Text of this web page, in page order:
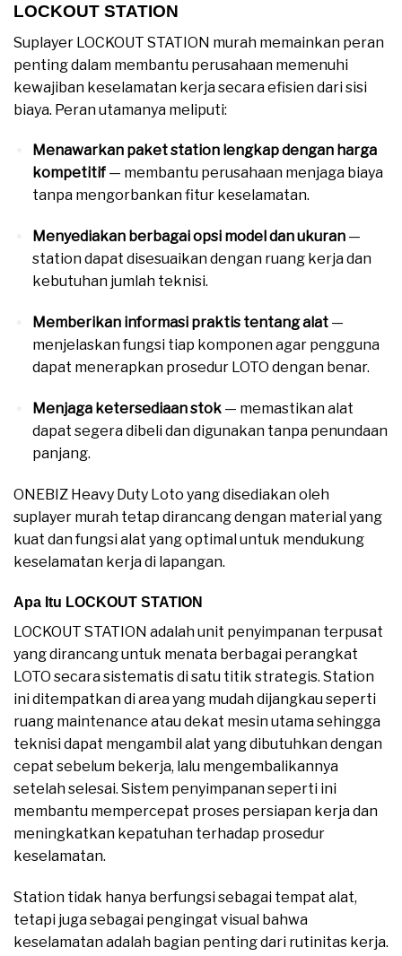
LOCKOUT STATION
Suplayer LOCKOUT STATION murah memainkan peran
penting dalam membantu perusahaan memenuhi
kewajiban keselamatan kerja secara efisien dari sisi
biaya. Peran utamanya meliputi:
Menawarkan paket station lengkap dengan harga
kompetitif— membantu perusahaan menjaga biaya
tanpa mengorbankan fitur keselamatan.
Menyediakan berbagai opsi model dan ukuran—
station dapat disesuaikan dengan ruang kerja dan
kebutuhan jumlah teknisi.
Memberikan informasi praktis tentang alat—
menjelaskan fungsi tiap komponen agar pengguna
dapat menerapkan prosedur LOTO dengan benar.
Menjaga ketersediaan stok— memastikan alat
dapat segera dibeli dan digunakan tanpa penundaan
panjang.
ONEBIZ Heavy Duty Loto yang disediakan oleh
suplayer murah tetap dirancang dengan material yang
kuat dan fungsi alat yang optimal untuk mendukung
keselamatan kerja di lapangan.
Apa Itu LOCKOUT STATION
LOCKOUT STATION adalah unit penyimpanan terpusat
yang dirancang untuk menata berbagai perangkat
LOTO secara sistematis di satu titik strategis. Station
ini ditempatkan di area yang mudah dijangkau seperti
ruang maintenance atau dekat mesin utama sehingga
teknisi dapat mengambil alat yang dibutuhkan dengan
cepat sebelum bekerja, lalu mengembalikannya
setelah selesai. Sistem penyimpanan seperti ini
membantu mempercepat proses persiapan kerja dan
meningkatkan kepatuhan terhadap prosedur
keselamatan.
Station tidak hanya berfungsi sebagai tempat alat,
tetapi juga sebagai pengingat visual bahwa
keselamatan adalah bagian penting dari rutinitas kerja.